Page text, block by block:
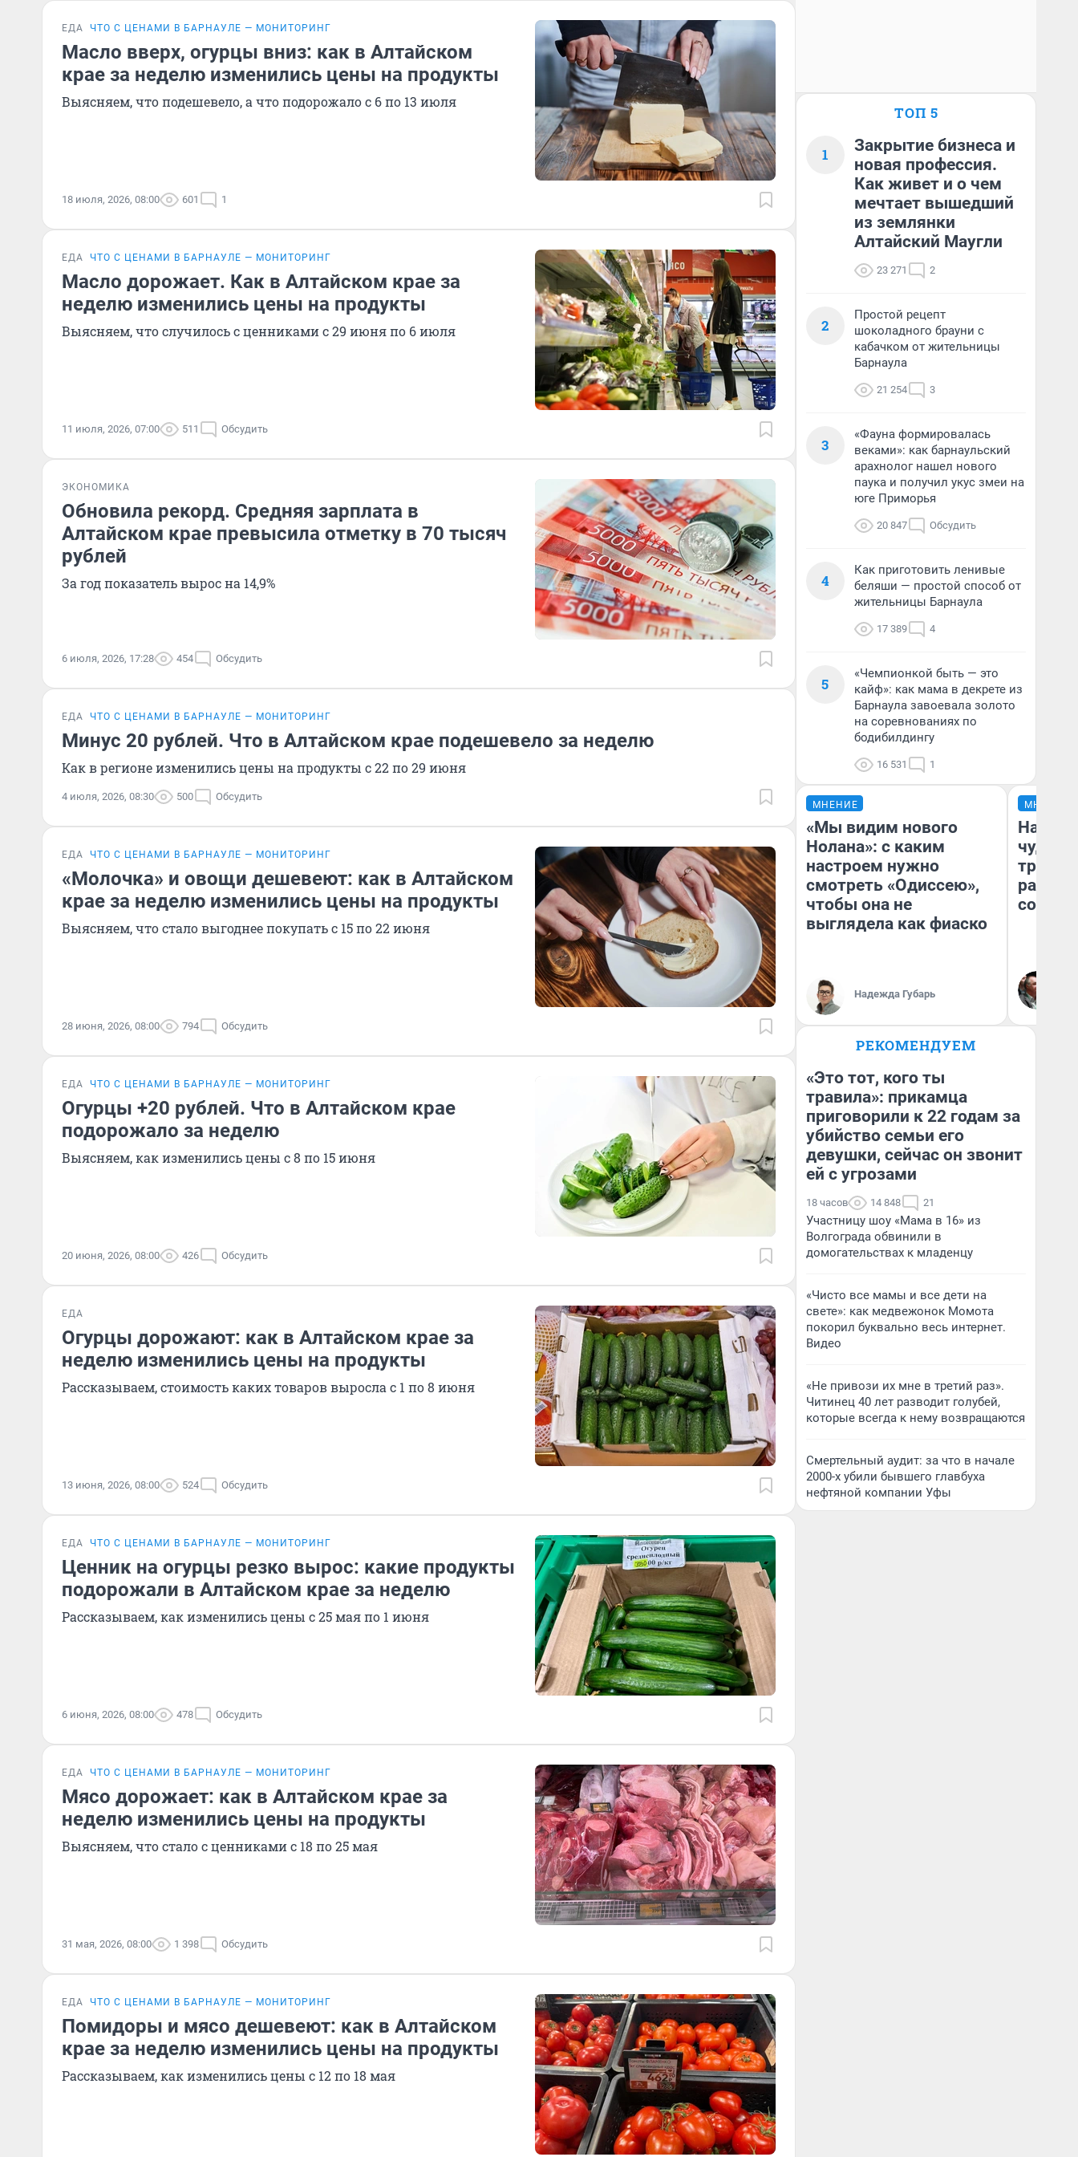
ЕДА ЧТО С ЦЕНАМИ В БАРНАУЛЕ — МОНИТОРИНГ
Масло вверх, огурцы вниз: как в Алтайском
крае за неделю изменились цены на продукты
Выясняем, что подешевело, а что подорожало с 6 по 13 июля
18 июля, 2026, 08:00 601 1
ЕДА ЧТО С ЦЕНАМИ В БАРНАУЛЕ — МОНИТОРИНГ
Масло дорожает. Как в Алтайском крае за
неделю изменились цены на продукты
Выясняем, что случилось с ценниками с 29 июня по 6 июля
11 июля, 2026, 07:00 511 Обсудить
ЭКОНОМИКА
Обновила рекорд. Средняя зарплата в
Алтайском крае превысила отметку в 70 тысяч
рублей
За год показатель вырос на 14,9%
6 июля, 2026, 17:28 454 Обсудить
ЕДА ЧТО С ЦЕНАМИ В БАРНАУЛЕ — МОНИТОРИНГ
Минус 20 рублей. Что в Алтайском крае подешевело за неделю
Как в регионе изменились цены на продукты с 22 по 29 июня
4 июля, 2026, 08:30 500 Обсудить
ЕДА ЧТО С ЦЕНАМИ В БАРНАУЛЕ — МОНИТОРИНГ
«Молочка» и овощи дешевеют: как в Алтайском
крае за неделю изменились цены на продукты
Выясняем, что стало выгоднее покупать с 15 по 22 июня
28 июня, 2026, 08:00 794 Обсудить
ЕДА ЧТО С ЦЕНАМИ В БАРНАУЛЕ — МОНИТОРИНГ
Огурцы +20 рублей. Что в Алтайском крае
подорожало за неделю
Выясняем, как изменились цены с 8 по 15 июня
20 июня, 2026, 08:00 426 Обсудить
ЕДА
Огурцы дорожают: как в Алтайском крае за
неделю изменились цены на продукты
Рассказываем, стоимость каких товаров выросла с 1 по 8 июня
13 июня, 2026, 08:00 524 Обсудить
ЕДА ЧТО С ЦЕНАМИ В БАРНАУЛЕ — МОНИТОРИНГ
Ценник на огурцы резко вырос: какие продукты
подорожали в Алтайском крае за неделю
Рассказываем, как изменились цены с 25 мая по 1 июня
6 июня, 2026, 08:00 478 Обсудить
ЕДА ЧТО С ЦЕНАМИ В БАРНАУЛЕ — МОНИТОРИНГ
Мясо дорожает: как в Алтайском крае за
неделю изменились цены на продукты
Выясняем, что стало с ценниками с 18 по 25 мая
31 мая, 2026, 08:00 1 398 Обсудить
ЕДА ЧТО С ЦЕНАМИ В БАРНАУЛЕ — МОНИТОРИНГ
Помидоры и мясо дешевеют: как в Алтайском
крае за неделю изменились цены на продукты
Рассказываем, как изменились цены с 12 по 18 мая
ТОП 5
1
Закрытие бизнеса и
новая профессия.
Как живет и о чем
мечтает вышедший
из землянки
Алтайский Маугли
23 271 2
2
Простой рецепт
шоколадного брауни с
кабачком от жительницы
Барнаула
21 254 3
3
«Фауна формировалась
веками»: как барнаульский
арахнолог нашел нового
паука и получил укус змеи на
юге Приморья
20 847 Обсудить
4
Как приготовить ленивые
беляши — простой способ от
жительницы Барнаула
17 389 4
5
«Чемпионкой быть — это
кайф»: как мама в декрете из
Барнаула завоевала золото
на соревнованиях по
бодибилдингу
16 531 1
МНЕНИЕ
«Мы видим нового
Нолана»: с каким
настроем нужно
смотреть «Одиссею»,
чтобы она не
выглядела как фиаско
Надежда Губарь
МНЕНИЕ
чудом
РЕКОМЕНДУЕМ
«Это тот, кого ты
травила»: прикамца
приговорили к 22 годам за
убийство семьи его
девушки, сейчас он звонит
ей с угрозами
18 часов 14 848 21
Участницу шоу «Мама в 16» из
Волгограда обвинили в
домогательствах к младенцу
«Чисто все мамы и все дети на
свете»: как медвежонок Момота
покорил буквально весь интернет.
Видео
«Не привози их мне в третий раз».
Читинец 40 лет разводит голубей,
которые всегда к нему возвращаются
Смертельный аудит: за что в начале
2000-х убили бывшего главбуха
нефтяной компании Уфы